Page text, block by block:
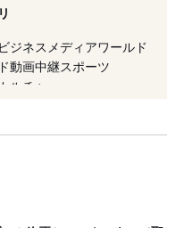
#チーズティー
ビジネス メディアワールド
動画中継スポーツ
カルチャー